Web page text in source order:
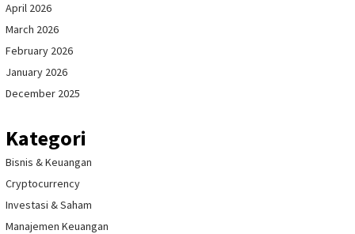
April 2026
March 2026
February 2026
January 2026
December 2025
Kategori
Bisnis & Keuangan
Cryptocurrency
Investasi & Saham
Manajemen Keuangan